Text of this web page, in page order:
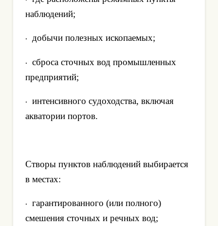
наблюдений;
· добычи полезных ископаемых;
·
сброса сточных вод промышленных
предприятий;
·
интенсивного судоходства, включая
акватории портов.
Створы пунктов наблюдений выбирается
в местах:
·
гарантированного (или полного)
смешения сточных и речных вод;